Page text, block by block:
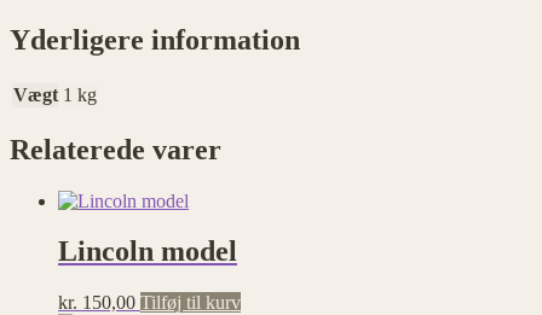
Yderligere information
Vægt 1 kg
Relaterede varer
Lincoln model
kr. 150,00 Tilføj til kurv